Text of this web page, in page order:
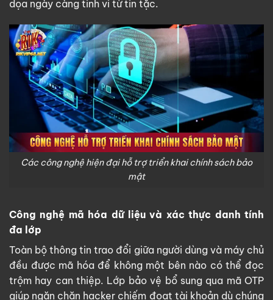
dọa ngày càng tinh vi từ tin tặc.
Các công nghệ hiện đại hỗ trợ triển khai chính sách bảo
mật
Công nghệ mã hóa dữ liệu và xác thực danh tính
đa lớp
Toàn bộ thông tin trao đổi giữa người dùng và máy chủ
đều được mã hóa để không một bên nào có thể đọc
trộm hay can thiệp. Lớp bảo vệ bổ sung qua mã OTP
giúp ngăn chặn hacker chiếm đoạt tài khoản dù chúng